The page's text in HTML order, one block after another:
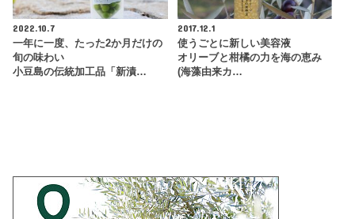
2022.10.7
一年に一度、たった2か月だけの
旬の味わい
小豆島の伝統加工品「新漬…
2017.12.1
使うごとに新しい美容液
オリーブと柑橘の力を海の恵み
(海藻由来カ…